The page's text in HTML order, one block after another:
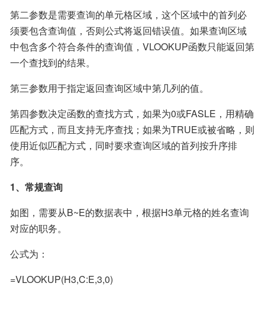
第二参数是需要查询的单元格区域，这个区域中的首列必
须要包含查询值，否则公式将返回错误值。如果查询区域
中包含多个符合条件的查询值，VLOOKUP函数只能返回第
一个查找到的结果。
第三参数用于指定返回查询区域中第几列的值。
第四参数决定函数的查找方式，如果为0或FASLE，用精确
匹配方式，而且支持无序查找；如果为TRUE或被省略，则
使用近似匹配方式，同时要求查询区域的首列按升序排
序。
1、常规查询
如图，需要从B~E的数据表中，根据H3单元格的姓名查询
对应的职务。
公式为：
=VLOOKUP(H3,C:E,3,0)